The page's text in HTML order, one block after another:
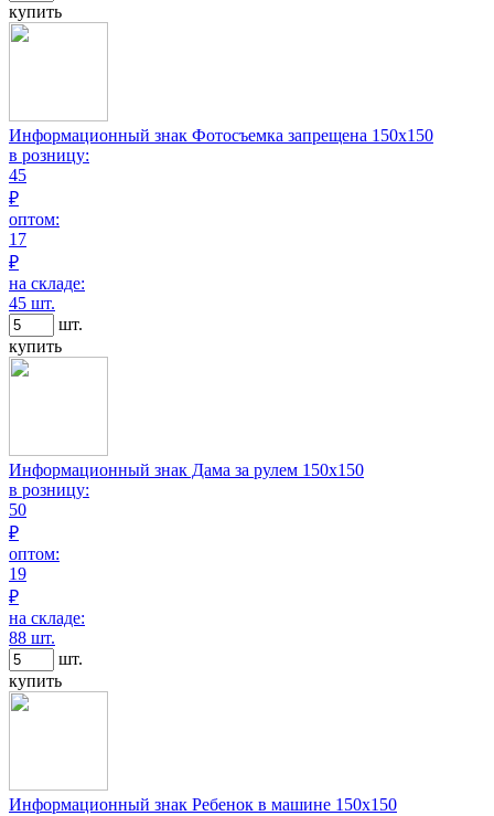
купить
Информационный знак Фотосъемка запрещена 150х150
в розницу:
45
₽
оптом:
17
₽
на складе:
45 шт.
шт.
купить
Информационный знак Дама за рулем 150х150
в розницу:
50
₽
оптом:
19
₽
на складе:
88 шт.
шт.
купить
Информационный знак Ребенок в машине 150х150